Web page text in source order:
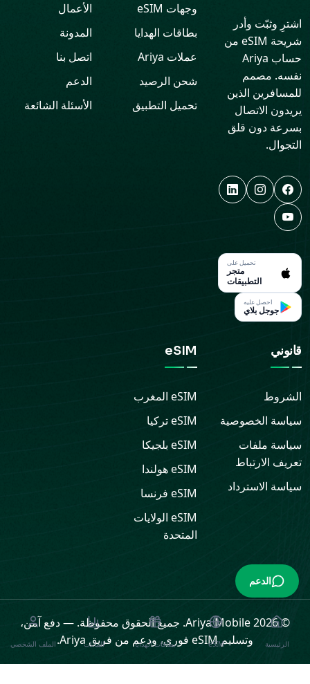
اشترِ وثبّت وأدر
شريحة eSIM من
حساب Ariya
نفسه. مصمم
للمسافرين الذين
يريدون الاتصال
بسرعة دون قلق
التجوال.
تحميل على
متجر
التطبيقات
احصل عليه
جوجل بلاي
وجهات eSIM
بطاقات الهدايا
عملات Ariya
شحن الرصيد
تحميل التطبيق
الأعمال
المدونة
اتصل بنا
الدعم
الأسئلة الشائعة
قانوني
الشروط
سياسة الخصوصية
سياسة ملفات
تعريف الارتباط
سياسة الاسترداد
eSIM
eSIM المغرب
eSIMتركيا
eSIM بلجيكا
eSIMهولندا
eSIM فرنسا
eSIM الولايات
المتحدة
© 2026 Ariya Mobile. جميع الحقوق محفوظة. —دفع آمن،
وتسليم eSIM فوري، ودعم من فريق Ariya.
الرئيسية eSIM بطاقات الهدايا البيانات الملف الشخصي
الدعم